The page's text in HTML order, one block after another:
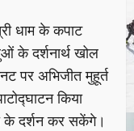
धाम के कपाट
के दर्शनार्थ खोल
पर अभिजीत मुहूर्त
किया
के दर्शन कर सकेंगे।